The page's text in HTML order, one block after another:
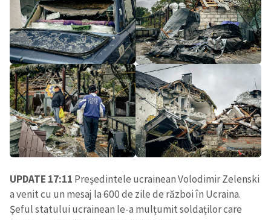
UPDATE 17:11 Președintele ucrainean Volodimir Zelenski
a venit cu un mesaj la 600 de zile de război în Ucraina.
Șeful statului ucrainean le-a mulțumit soldaților care